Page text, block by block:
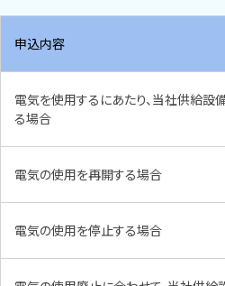
申込内容
電気を使用するにあたり、当社供給設
る場合
電気の使用を再開する場合
電気の使用を停止する場合